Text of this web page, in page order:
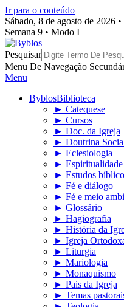
Ir para o conteúdo
Sábado, 8 de agosto de 2026
Semana 9 • Modo I
Byblos
Pesquisar
Menu De Navegação
Menu
ByblosBiblioteca
► Catequese
► Cursos
► Doc. da Igreja
► Doutrina
► Eclesiologia
► Espiritualidade
► Estudos
► Fé e diálogo
► Fé e meio
► Glossário
► Hagiografia
► História da
► Igreja
► Liturgia
► Mariologia
► Monaquismo
► Pais da Igreja
► Temas